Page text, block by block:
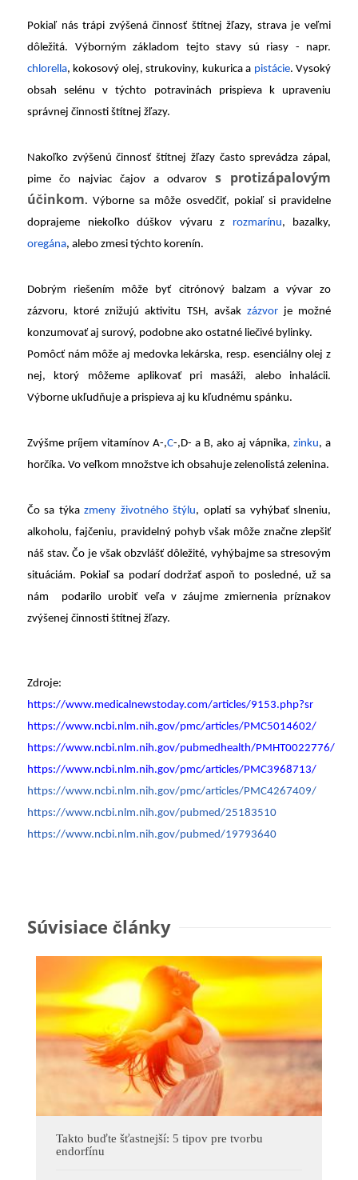
Pokiaľ nás trápi zvýšená činnosť štítnej žľazy, strava je veľmi
dôležitá. Výborným základom tejto stavy sú riasy - napr.
chlorella, kokosový olej, strukoviny, kukurica a pistácie. Vysoký
obsah selénu v týchto potravinách prispieva k upraveniu
správnej činnosti štítnej žľazy.
Nakoľko zvýšenú činnosť štítnej žľazy často sprevádza zápal,
pime čo najviac čajov a odvarov s protizápalovým
účinkom. Výborne sa môže osvedčiť, pokiaľ si pravidelne
doprajeme niekoľko dúškov vývaru z rozmarínu, bazalky,
oregána, alebo zmesi týchto korenín.
Dobrým riešením môže byť citrónový balzam a vývar zo
zázvoru, ktoré znižujú aktivitu TSH, avšak zázvorje možné
konzumovať aj surový, podobne ako ostatné liečivé bylinky.
Pomôcť nám môže aj medovka lekárska, resp. esenciálny olej z
nej, ktorý môžeme aplikovať pri masáži, alebo inhalácii.
Výborne ukľudňuje a prispieva aj ku kľudnému spánku.
Zvýšme príjem vitamínov A-,C-,D- a B, ako aj vápnika, zinku, a
horčíka. Vo veľkom množstve ich obsahuje zelenolistá zelenina.
Čo sa týkazmeny životného štýlu, oplatí sa vyhýbať slneniu,
alkoholu, fajčeniu, pravidelný pohyb však môže značne zlepšiť
náš stav. Čo je však obzvlášť dôležité, vyhýbajme sa stresovým
situáciám. Pokiaľ sa podarí dodržať aspoň to posledné, už sa
nám podarilo urobiť veľa v záujme zmiernenia príznakov
zvýšenej činnosti štítnej žľazy.
Zdroje:
https://www.medicalnewstoday.com/articles/9153.php?sr
https://www.ncbi.nlm.nih.gov/pmc/articles/PMC5014602/
https://www.ncbi.nlm.nih.gov/pubmedhealth/PMHT0022776/
https://www.ncbi.nlm.nih.gov/pmc/articles/PMC3968713/
https://www.ncbi.nlm.nih.gov/pmc/articles/PMC4267409/
https://www.ncbi.nlm.nih.gov/pubmed/25183510
https://www.ncbi.nlm.nih.gov/pubmed/19793640
Súvisiace články
Takto buďte šťastnejší: 5 tipov pre tvorbu
endorfínu